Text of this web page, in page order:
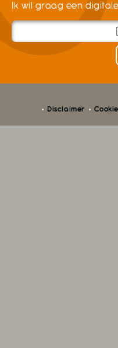
Ik wil graag een
Disclaimer